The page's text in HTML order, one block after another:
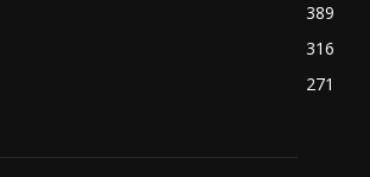
389
316
271